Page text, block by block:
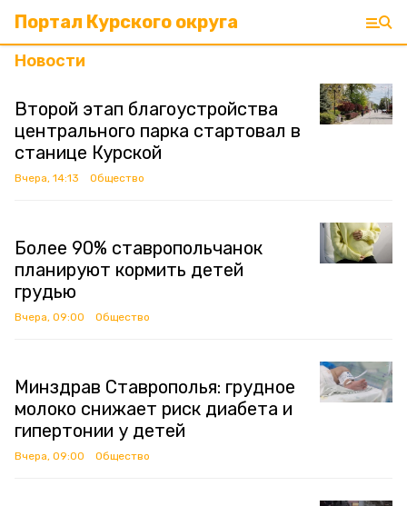
Портал Курского округа
Новости
Второй этап благоустройства
центрального парка стартовал в
станице Курской
Вчера, 14:13 Общество
Более 90% ставропольчанок
планируют кормить детей
грудью
Вчера, 09:00 Общество
Минздрав Ставрополья: грудное
молоко снижает риск диабета и
гипертонии у детей
Вчера, 09:00 Общество